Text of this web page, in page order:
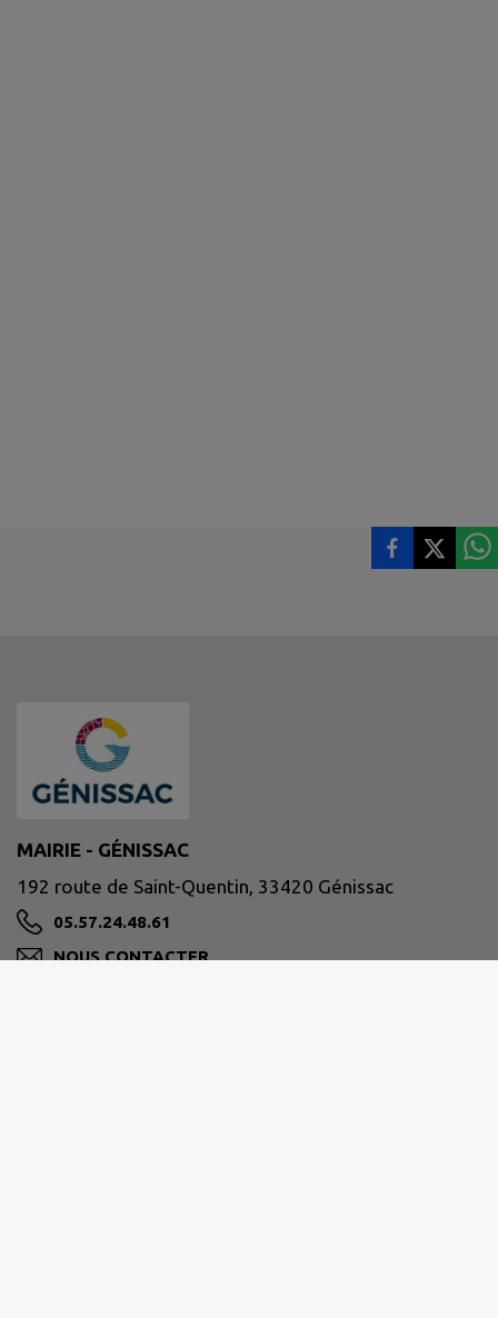
MAIRIE - GÉNISSAC
192 route de Saint-Quentin, 33420 Génissac
05.57.24.48.61
NOUS CONTACTER